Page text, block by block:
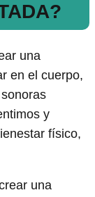
una
en el cuerpo,
y
físico,
una